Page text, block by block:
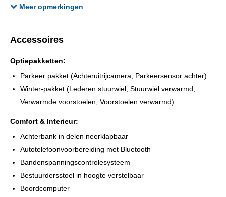
* 6 maanden garantie
* Bovag voertuig 40-puntencheck
* Complete reinigingsbeurt (interieur en exterieur)
* Nieuwe Apk keuring
* 12 maanden BOVAG garantie
Om teleurstelling te voorkomen adviseren wij u om van te voren
te informeren naar de beschikbaarheid.
Alle moeite is genomen om de informatie op deze internetsite zo
accuraat en actueel mogelijk weer te geven. Fouten zijn echter
nooit uit te sluiten. Vertrouw daarom niet alleen op deze
Meer opmerkingen
Accessoires
Optiepakketten:
Parkeer pakket (Achteruitrijcamera, Parkeersensor achter)
Winter-pakket (Lederen stuurwiel, Stuurwiel verwarmd,
Verwarmde voorstoelen, Voorstoelen verwarmd)
Comfort & Interieur:
Achterbank in delen neerklapbaar
Autotelefoonvoorbereiding met Bluetooth
Bandenspanningscontrolesysteem
Bestuurdersstoel in hoogte verstelbaar
Boordcomputer